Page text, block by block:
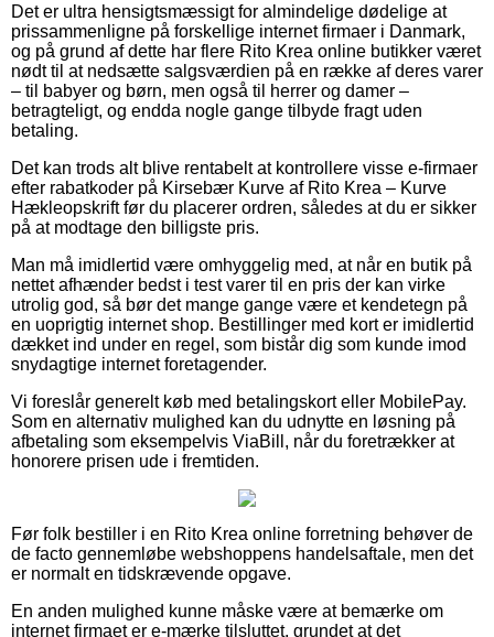
Det er ultra hensigtsmæssigt for almindelige dødelige at
prissammenligne på forskellige internet firmaer i Danmark,
og på grund af dette har flere Rito Krea online butikker været
nødt til at nedsætte salgsværdien på en række af deres varer
– til babyer og børn, men også til herrer og damer –
betragteligt, og endda nogle gange tilbyde fragt uden
betaling.
Det kan trods alt blive rentabelt at kontrollere visse e-firmaer
efter rabatkoder på Kirsebær Kurve af Rito Krea – Kurve
Hækleopskrift før du placerer ordren, således at du er sikker
på at modtage den billigste pris.
Man må imidlertid være omhyggelig med, at når en butik på
nettet afhænder bedst i test varer til en pris der kan virke
utrolig god, så bør det mange gange være et kendetegn på
en uoprigtig internet shop. Bestillinger med kort er imidlertid
dækket ind under en regel, som bistår dig som kunde imod
snydagtige internet foretagender.
Vi foreslår generelt køb med betalingskort eller MobilePay.
Som en alternativ mulighed kan du udnytte en løsning på
afbetaling som eksempelvis ViaBill, når du foretrækker at
honorere prisen ude i fremtiden.
Før folk bestiller i en Rito Krea online forretning behøver de
de facto gennemløbe webshoppens handelsaftale, men det
er normalt en tidskrævende opgave.
En anden mulighed kunne måske være at bemærke om
internet firmaet er e-mærke tilsluttet, grundet at det